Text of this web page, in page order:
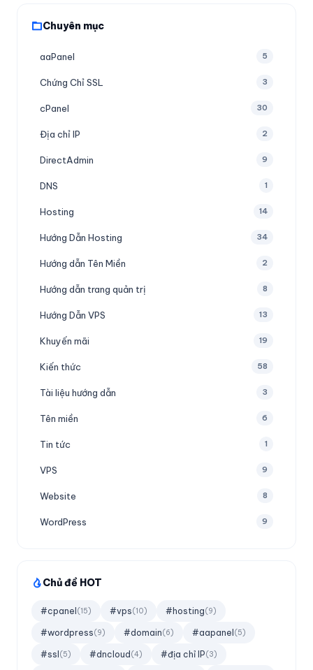
Chuyên mục
aaPanel 5
Chứng Chỉ SSL 3
cPanel 30
Địa chỉ IP 2
DirectAdmin 9
DNS 1
Hosting 14
Hướng Dẫn Hosting 34
Hướng dẫn Tên Miền 2
Hướng dẫn trang quản trị 8
Hướng Dẫn VPS 13
Khuyến mãi 19
Kiến thức 58
Tài liệu hướng dẫn 3
Tên miền 6
Tin tức 1
VPS 9
Website 8
WordPress 9
Chủ đề HOT
#cpanel (15) #vps(10) #hosting(9)
#wordpress(9) #domain(6) #aapanel (5)
#ssl (5) #dncloud (4) #địa chỉ IP(3)